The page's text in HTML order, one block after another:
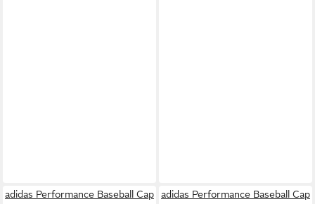
adidas Performance Baseball Cap
adidas Performance Baseball Cap